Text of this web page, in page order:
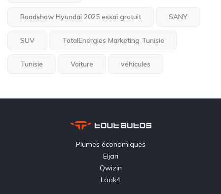
Roadshow Hyundai 2025 essai gratuit SANY
SUV TotalEnergies Marketing Tunisie
Tunisie Voiture véhicules
Plumes économiques
Eljari
Qwizin
Look4